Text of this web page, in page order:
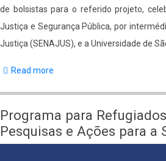
de bolsistas para o referido projeto,
Justiça e Segurança Pública, por
Justiça (SENAJUS), e a Universidade de
Read more
Edital
de
Programa para
Pesquisas e Ações para a